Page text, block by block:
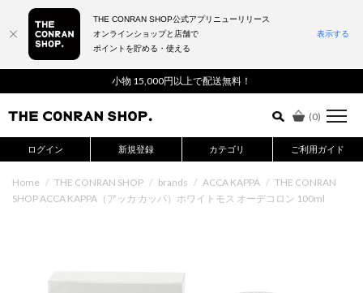
小物 15,000円以上で配送無料！
(0)
ログイン 新規登録 カテゴリ ご利用ガイド
詳細検索はこちら
Home / THE CONRAN SHOP / brands / ACCA KAPPA / THE CONRAN
SHOP ACCA KAPPA（アッカ カッパ）ホワイトモス オーデコロン 100ml
THE CONRAN SHOP公式アプリニューリリース
オンラインショップと店舗で
ポイントを貯める・使える
表示する